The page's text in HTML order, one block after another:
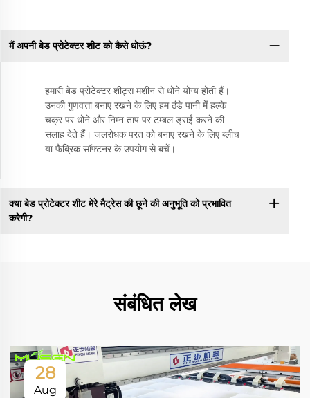
मैं अपनी बेड प्रोटेक्टर शीट को कैसे धोऊं?
हमारी बेड प्रोटेक्टर शीट्स मशीन से धोने योग्य होती हैं।
उनकी गुणवत्ता बनाए रखने के लिए हम ठंडे पानी में हल्के
चक्र पर धोने और निम्न ताप पर टम्बल ड्राई करने की
सलाह देते हैं। जलरोधक परत को बनाए रखने के लिए ब्लीच
या फैब्रिक सॉफ्टनर के उपयोग से बचें।
क्या बेड प्रोटेक्टर शीट मेरे मैट्रेस की छूने की अनुभूति को प्रभावित
करेगी?
संबंधित लेख
28
Aug